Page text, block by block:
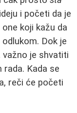
i početi da je
koji kažu da
Dok je
važno je shvatiti
Kada se
reči će početi